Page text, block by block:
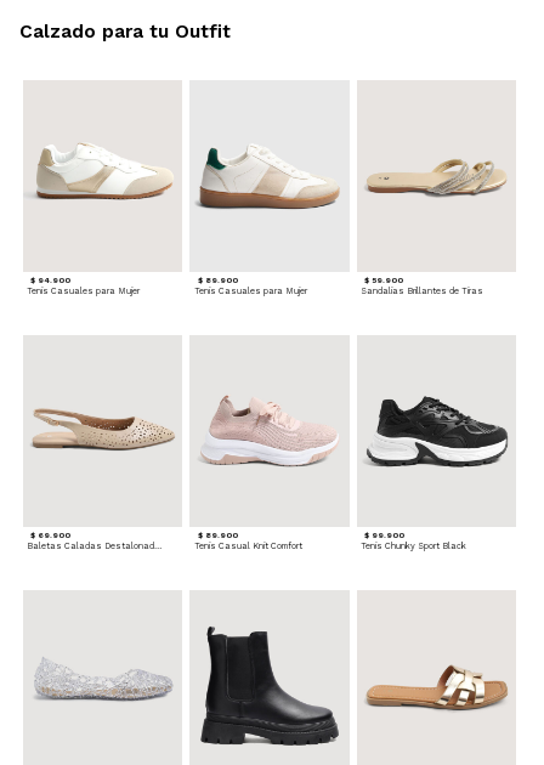
$ 94.900
Tenis Casuales para Mujer
$ 89.900
Tenis Casuales para Mujer
$ 59.900
Sandalias Brillantes de Tiras
$ 69.900
Baletas Caladas Destalonadas
$ 89.900
Tenis Casual Knit Comfort
$ 99.900
Tenis Chunky Sport Black
Calzado para tu Outfit